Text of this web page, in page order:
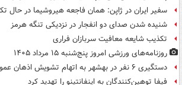
سفیر ایران در ژاپن: همان فاجعه هیروشیما در حال
شنیده شدن صدای دو انفجار در نزدیکی تنگه هرمز
تکذیب شایعه معافیت سربازان فراری
روزنامه‌های ورزشی امروز پنج‌شنبه ۱۵ مرداد ۱۴۰۵
دستگیری ۶ نفر در بهشهر به اتهام تشویش اذهان عمومی
فیفا توهین‌کنندگان به اینفانتینو را تهدید کرد